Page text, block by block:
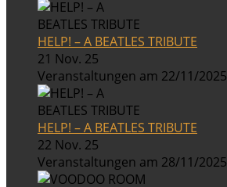
HELP! – A BEATLES TRIBUTE
21 Nov. 25
Veranstaltungen am 22/11/2025
HELP! – A BEATLES TRIBUTE
22 Nov. 25
Veranstaltungen am 28/11/2025